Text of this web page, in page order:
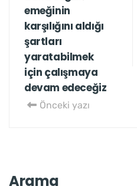
emeğinin
karşılığını aldığı
şartları
yaratabilmek
için çalışmaya
devam edeceğiz
Önceki yazı
Arama